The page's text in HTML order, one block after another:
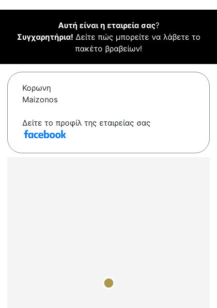
Αυτή είναι η εταιρεία σας?
Συγχαρητήρια! Δείτε πώς μπορείτε να λάβετε το
πακέτο βραβείων!
Κορωνη
Maizonos
Δείτε το προφίλ της εταιρείας σας